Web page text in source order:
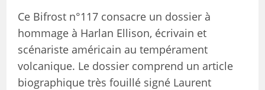
Ce Bifrost n°117 consacre un dossier à
hommage à Harlan Ellison, écrivain et
scénariste américain au tempérament
volcanique. Le dossier comprend un article
biographique très fouillé signé Laurent